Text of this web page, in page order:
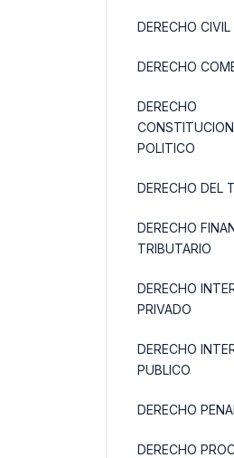
DERECHO CIVIL
DERECHO
DERECHO
POLITICO
DERECHO DEL
DERECHO
TRIBUTARIO
DERECHO
PRIVADO
DERECHO
PUBLICO
DERECHO
DERECHO